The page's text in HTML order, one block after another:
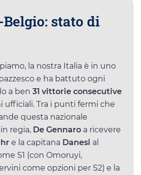
stato di
la nostra Italia è in uno
e ha battuto ogni
a ben 31 vittorie consecutive
ufficiali. Tra i punti fermi che
questa nazionale
in regia, De Gennaro a ricevere
e la capitana Danesi al
S1 (con Omoruyi,
come opzioni per S2) e la